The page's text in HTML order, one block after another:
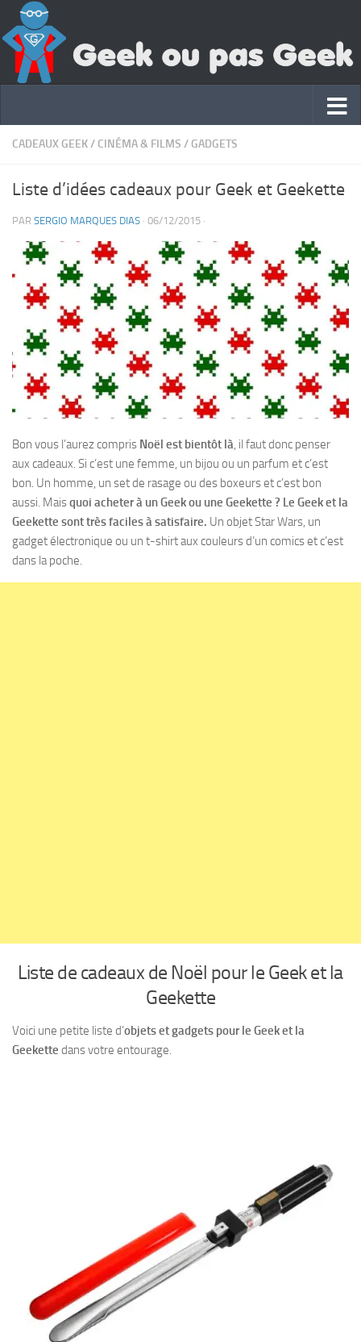
CADEAUX GEEK/ CINÉMA & FILMS / GADGETS
Liste d’idées cadeaux pour Geek et Geekette
PAR SERGIO MARQUES DIAS · 06/12/2015 ·
Bon vous l’aurez compris Noël est bientôt là , il faut donc penser
aux cadeaux. Si c’est une femme, un bijou ou un parfum et c’est
bon. Un homme, un set de rasage ou des boxeurs et c’est bon
aussi. Maisquoi acheter à un Geek ou une Geekette ? Le Geek et la
Geekette sont très faciles à satisfaire. Un objet Star Wars, un
gadget électronique ou un t-shirt aux couleurs d’un comics et c’est
dans la poche.
Liste de cadeaux de Noël pour le Geek et la
Geekette
Voici une petite liste d’objets et gadgets pour le Geek et la
Geekette dans votre entourage.